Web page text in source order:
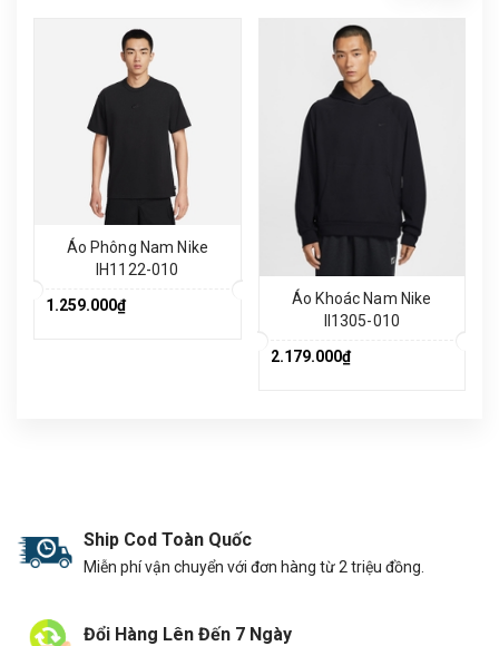
Áo Phông Nam Nike
IH1122-010
1.259.000₫
Áo Khoác Nam Nike
II1305-010
2.179.000₫
Ship Cod Toàn Quốc
Miễn phí vận chuyển với đơn hàng từ 2 triệu đồng.
Đổi Hàng Lên Đến 7 Ngày